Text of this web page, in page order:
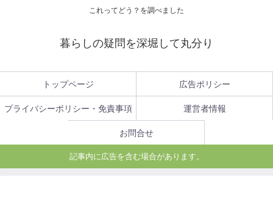
これってどう？を調べました
暮らしの疑問を深堀して丸分り
トップページ 広告ポリシー
プライバシーポリシー・免責事項 運営者情報
お問合せ
記事内に広告を含む場合があります。